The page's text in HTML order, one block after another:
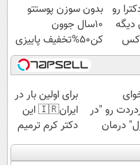
رو
دیگه
بدون سوزن پوستتو
10سال جوون
کن50%تخفیف پاییزی
رو "در
درمان
(◂فیلم +
برای اولین بار در
ایران🇮🇷 این
دکتر کرم ترمیم
کننده 23 روزه
ساخت!